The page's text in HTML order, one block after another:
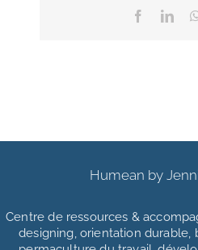
Facebook
Humean by
Centre de ressources &
designing, orientation